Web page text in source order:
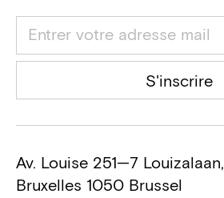
S'inscrire
Av. Louise 251—7 Louizalaan,
Bruxelles 1050 Brussel